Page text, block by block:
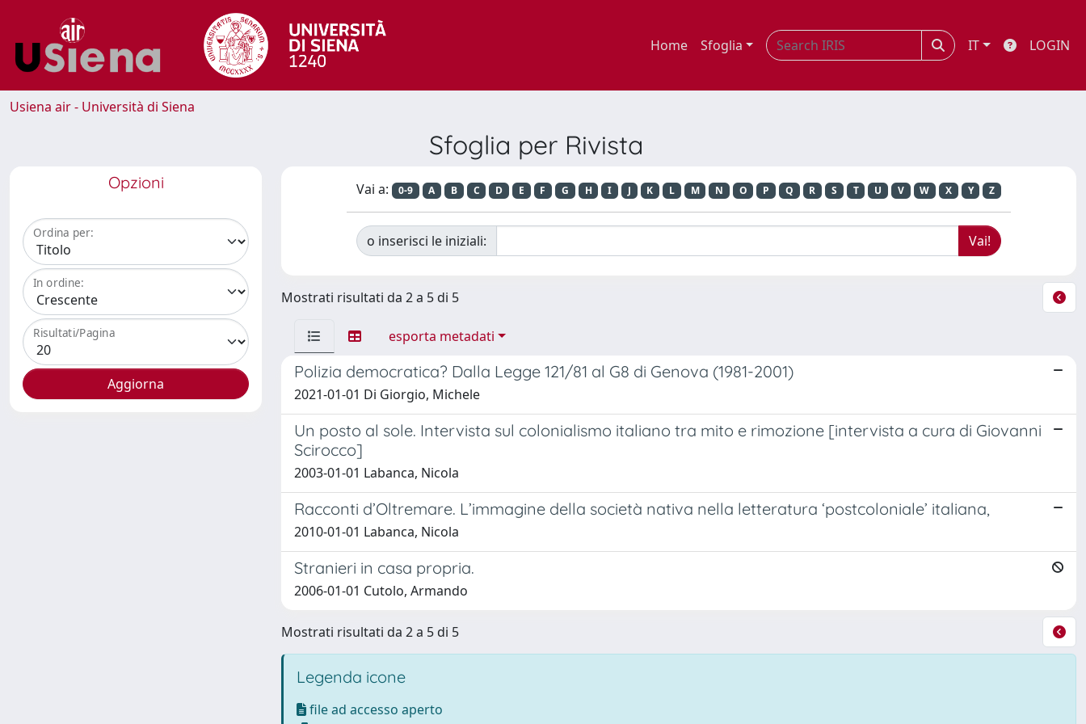
Home Sfoglia IT LOGIN
Usiena air - Università di Siena
Sfoglia per Rivista
Opzioni
Ordina per:
In ordine:
Risultati/Pagina
Vai a: 0-9 A B C D E F G H I J K L M N O P Q R S T U V W X Y Z
o inserisci le iniziali:
Mostrati risultati da 2 a 5 di 5
esporta metadati
Polizia democratica? Dalla Legge 121/81 al G8 di Genova (1981-2001)
2021-01-01 Di Giorgio, Michele
Un posto al sole. Intervista sul colonialismo italiano tra mito e rimozione [intervista a cura di Giovanni
Scirocco]
2003-01-01 Labanca, Nicola
Racconti d’Oltremare. L’immagine della società nativa nella letteratura ‘postcoloniale’ italiana,
2010-01-01 Labanca, Nicola
Stranieri in casa propria.
2006-01-01 Cutolo, Armando
Mostrati risultati da 2 a 5 di 5
Legenda icone
file ad accesso aperto